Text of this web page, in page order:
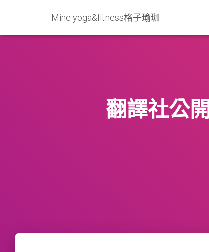
Mine yoga&fitness格子瑜珈
翻譯社公